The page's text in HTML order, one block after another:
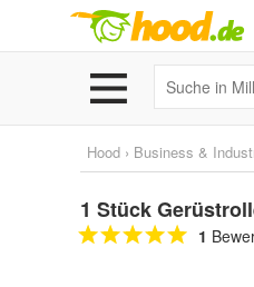
Hood › Business &
1 Stück
1